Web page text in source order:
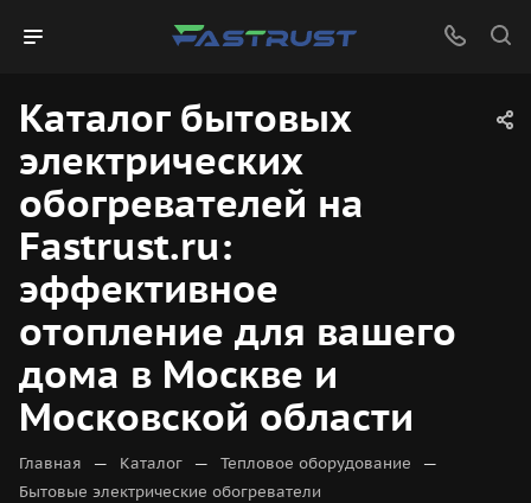
Каталог бытовых
электрических
обогревателей на
Fastrust.ru:
эффективное
отопление для вашего
дома в Москве и
Московской области
Главная — Каталог — Тепловое оборудование —
Бытовые электрические обогреватели